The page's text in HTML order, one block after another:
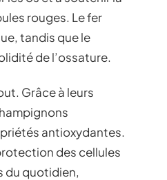
rouges. Le fer
tandis que le
de l’ossature.
Grâce à leurs
antioxydantes.
des cellules
du quotidien,